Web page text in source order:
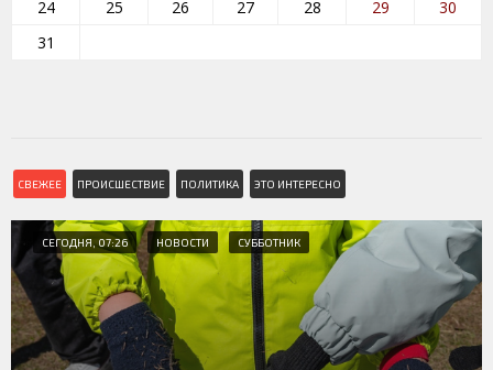
24 25 26 27 28 29
30
31
СВЕЖЕЕ ПРОИСШЕСТВИЕ ПОЛИТИКА ЭТО ИНТЕРЕСНО
СЕГОДНЯ, 07:26 НОВОСТИ СУББОТНИК